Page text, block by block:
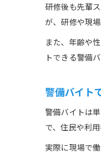
研修後も先輩
が、研修や現
また、年齢や
トできる警備
警備バイト
警備バイトは
で、住民や利
実際に現場で